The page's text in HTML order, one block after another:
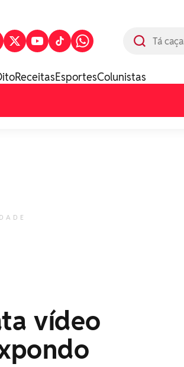
ReceitasEsportesColunistas
vídeo